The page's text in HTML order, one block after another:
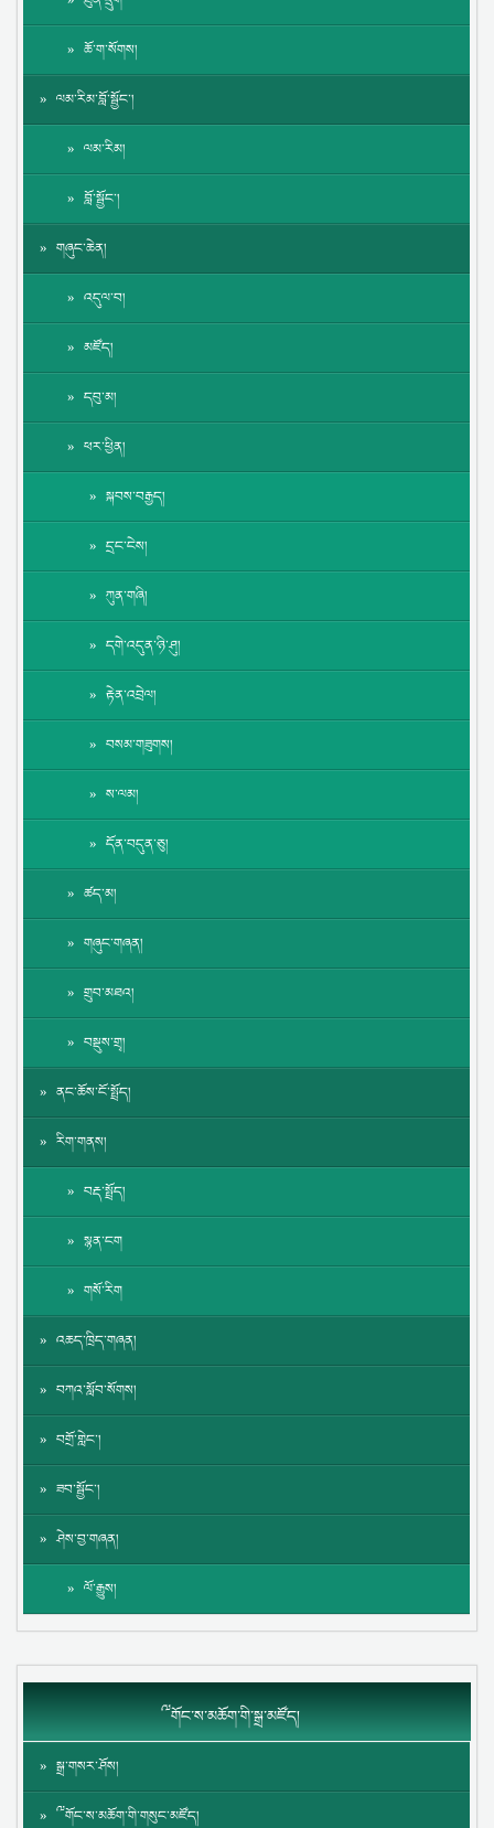
ཆོ་ག་སོགས།
ལམ་རིམ་བློ་སྦྱོང་།
ལམ་རིམ།
བློ་སྦྱོང་།
གཞུང་ཆེན།
འདུལ་བ།
མཛོད།
དབུ་མ།
ཕར་ཕྱིན།
སྐབས་བརྒྱད།
དྲང་ངེས།
ཀུན་གཞི།
དགེ་འདུན་ཉི་ཤུ།
རྟེན་འབྲེལ།
བསམ་གཟུགས།
ས་ལམ།
དོན་བདུན་ཅུ།
ཚད་མ།
གཞུང་གཞན།
གྲུབ་མཐའ།
བསྡུས་གྲྭ།
ནང་ཆོས་ངོ་སྤྲོད།
རིག་གནས།
བརྡ་སྤྲོད།
སྙན་ངག
གསོ་རིག
འཆད་ཁྲིད་གཞན།
བཀའ་སློབ་སོགས།
བགྲོ་གླེང་།
ཟབ་སྦྱོང་།
ཤེས་བྱ་གཞན།
ལོ་རྒྱུས།
༸གོང་ས་མཆོག་གི་སྒྲ་མཛོད།
སྒྲ་གསར་ཤོས།
༸གོང་ས་མཆོག་གི་གསུང་མཛོད།